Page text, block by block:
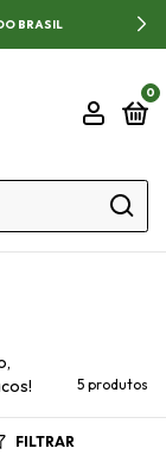
LIMITADO!
0
5 produtos
FILTRAR